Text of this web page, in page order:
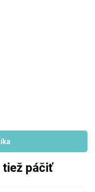
tiež páčiť